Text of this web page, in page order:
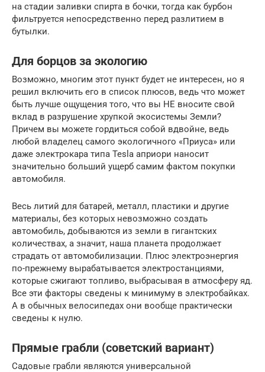
на стадии заливки спирта в бочки, тогда как бурбон
фильтруется непосредственно перед разлитием в
бутылки.
Для борцов за экологию
Возможно, многим этот пункт будет не интересен, но я
решил включить его в список плюсов, ведь что может
быть лучше ощущения того, что вы НЕ вносите свой
вклад в разрушение хрупкой экосистемы Земли?
Причем вы можете гордиться собой вдвойне, ведь
любой владелец самого экологичного «Приуса» или
даже электрокара типа Tesla априори наносит
значительно больший ущерб самим фактом покупки
автомобиля.
Весь литий для батарей, металл, пластики и другие
материалы, без которых невозможно создать
автомобиль, добываются из земли в гигантских
количествах, а значит, наша планета продолжает
страдать от автомобилизации. Плюс электроэнергия
по-прежнему вырабатывается электростанциями,
которые сжигают топливо, выбрасывая в атмосферу яд.
Все эти факторы сведены к минимуму в электробайках.
А в обычных велосипедах они вообще практически
сведены к нулю.
Прямые грабли (советский вариант)
Садовые грабли являются универсальной